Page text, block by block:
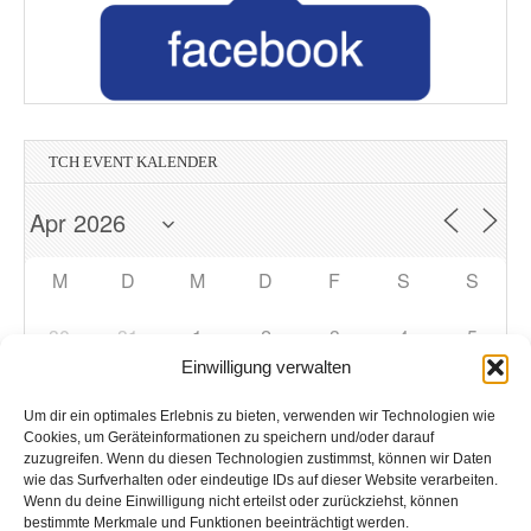
Einwilligung verwalten
Um dir ein optimales Erlebnis zu bieten, verwenden wir Technologien wie
Cookies, um Geräteinformationen zu speichern und/oder darauf
zuzugreifen. Wenn du diesen Technologien zustimmst, können wir Daten
wie das Surfverhalten oder eindeutige IDs auf dieser Website verarbeiten.
Wenn du deine Einwilligung nicht erteilst oder zurückziehst, können
bestimmte Merkmale und Funktionen beeinträchtigt werden.
TCH EVENT KALENDER
M D M D F S S
30 31 1 2 3 4 5
6 8 10 11
13 14 15 16 17 18 19